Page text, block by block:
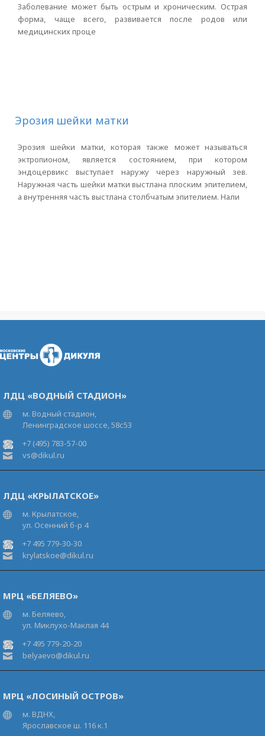
Заболевание может быть острым и хроническим. Острая
форма, чаще всего, развивается после родов или
медицинских проце
Эрозия шейки матки
Эрозия шейки матки, которая также может называться
эктропионом, является состоянием, при котором
эндоцервикс выступает наружу через наружный зев.
Наружная часть шейки матки выстлана плоским эпителием,
а внутренняя часть выстлана столбчатым эпителием. Нали
ЛДЦ «ВОДНЫЙ СТАДИОН»
м. Водный стадион,
Ленинградское шоссе, 58с53
+7 (495) 783-57-00
vs@dikul.ru
ЛДЦ «КРЫЛАТСКОЕ»
м. Крылатское,
ул. Осенний б-р 4
+7 495 779-30-30
krylatskoe@dikul.ru
МРЦ «БЕЛЯЕВО»
м. Беляево,
ул. Миклухо-Маклая 44
+7 495 779-20-20
belyaevo@dikul.ru
МРЦ «ЛОСИНЫЙ ОСТРОВ»
м. ВДНХ,
Ярославское ш. 116 к.1